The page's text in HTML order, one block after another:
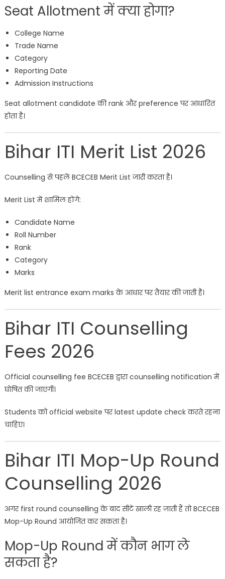
Seat Allotment में क्या होगा?
College Name
Trade Name
Category
Reporting Date
Admission Instructions
Seat allotment candidate की rank और preference पर आधारित
होता है।
Bihar ITI Merit List 2026
Counselling से पहले BCECEB Merit List जारी करता है।
Merit List में शामिल होंगे:
Candidate Name
Roll Number
Rank
Category
Marks
Merit list entrance exam marks के आधार पर तैयार की जाती है।
Bihar ITI Counselling
Fees 2026
Official counselling fee BCECEB द्वारा counselling notification में
घोषित की जाएगी।
Students को official website पर latest update check करते रहना
चाहिए।
Bihar ITI Mop-Up Round
Counselling 2026
अगर first round counselling के बाद सीटें खाली रह जाती हैं तो BCECEB
Mop-Up Round आयोजित कर सकता है।
Mop-Up Round में कौन भाग ले
सकता है?